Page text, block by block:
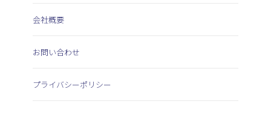
会社概要
お問い合わせ
プライバシーポリシー